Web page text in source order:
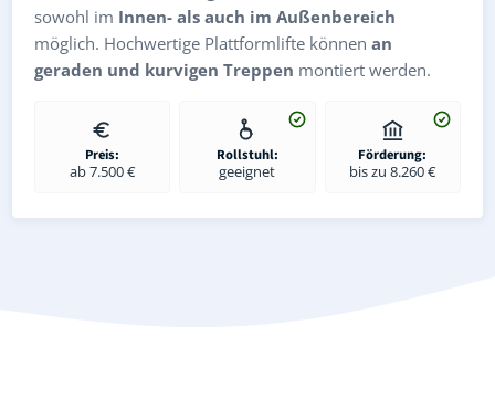
sowohl im Innen- als auch im Außenbereich
möglich. Hochwertige Plattformlifte können an
geraden und kurvigen Treppen montiert werden.
Preis:
ab 7.500 €
Rollstuhl:
geeignet
Förderung:
bis zu 8.260 €